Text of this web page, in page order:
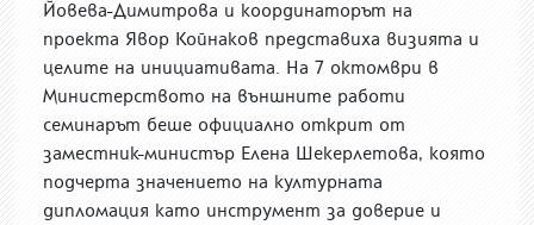
Йовева-Димитрова и координаторът на
проекта Явор Койнаков представиха визията и
целите на инициативата. На 7 октомври в
Министерството на външните работи
семинарът беше официално открит от
заместник-министър Елена Шекерлетова, която
подчерта значението на културната
дипломация като инструмент за доверие и